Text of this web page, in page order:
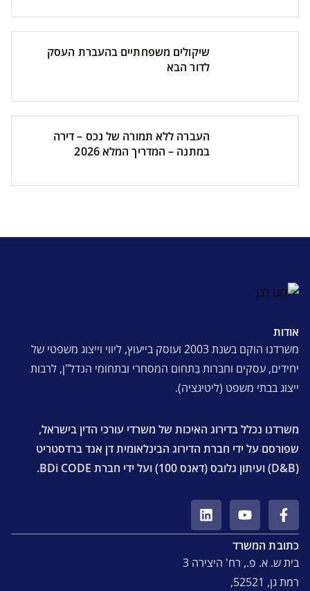
שיקולים משפחתיים בהעברת העסק
לדור הבא
העברה ללא תמורה של נכס – דירה
במתנה – המדריך המלא 2026
כתובת המשרד
בית ש. א. פ., רח' היצירה 3
רמת גן, 52521,
אודות
משרדנו הוקם בשנת 2003 ועוסק בייעוץ, ליווי וייצוג משפטי של
יחידים, עסקים וחברות בַּתחום המסחרי ובתחומי הנדל"ן, לרבות
ייצוג בבתי משפט (ליטיגציה).
משרדנו נכלל בדירוג האיכות של משרדי עורכי הדין בישראל,
שפורסם על ידי חברת הדירוג הבינלאומית דן אנד ברדסטריט
(D&B) ועיתון גלובס (דאנס 100) ועל ידי חברת BDi CODE.